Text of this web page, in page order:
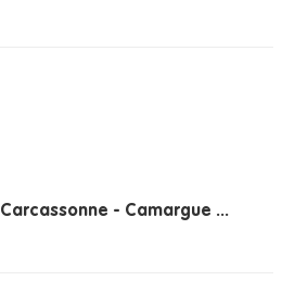
Carcassonne - Camargue ...